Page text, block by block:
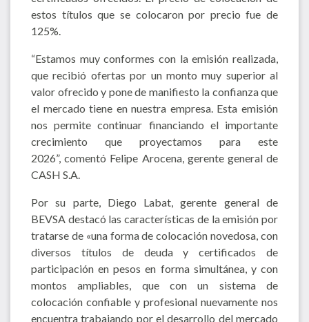
estos títulos que se colocaron por precio fue de
125%.
“Estamos muy conformes con la emisión realizada,
que recibió ofertas por un monto muy superior al
valor ofrecido y pone de manifiesto la confianza que
el mercado tiene en nuestra empresa. Esta emisión
nos permite continuar financiando el importante
crecimiento que proyectamos para este
2026”, comentó Felipe Arocena, gerente general de
CASH S.A.
Por su parte, Diego Labat, gerente general de
BEVSA destacó las características de la emisión por
tratarse de «una forma de colocación novedosa, con
diversos títulos de deuda y certificados de
participación en pesos en forma simultánea, y con
montos ampliables, que con un sistema de
colocación confiable y profesional nuevamente nos
encuentra trabajando por el desarrollo del mercado